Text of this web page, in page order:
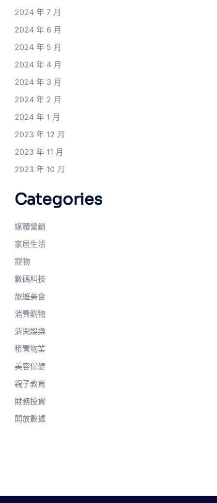
2024 年 7 月
2024 年 6 月
2024 年 5 月
2024 年 4 月
2024 年 3 月
2024 年 2 月
2024 年 1 月
2023 年 12 月
2023 年 11 月
2023 年 10 月
Categories
媒體營銷
家居生活
寵物
數碼科技
旅遊美食
消費購物
消閑娛樂
租置物業
美容保健
親子教育
財務投資
開放數據